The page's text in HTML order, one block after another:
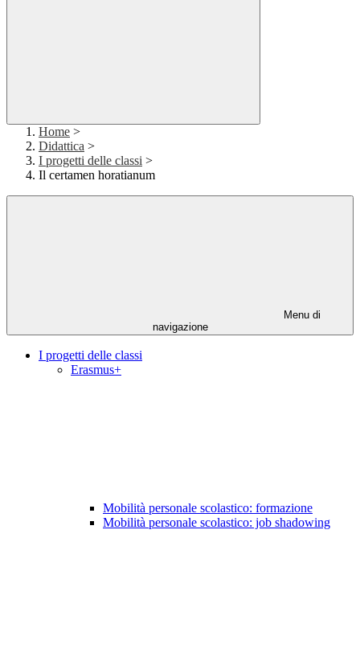
Home >
Didattica >
I progetti delle classi >
Il certamen horatianum
Menu di
navigazione
I progetti delle classi
Erasmus+
Mobilità personale scolastico: formazione
Mobilità personale scolastico: job shadowing